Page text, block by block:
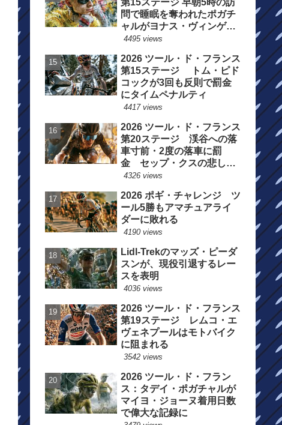
第15ステージ 早朝5時の訪
問で睡眠を奪われたポガチ
ャルがヨナス・ヴィンゲゴ
ーの離脱を惜しむ
4495 views
2026 ツール・ド・フランス
第15ステージ トム・ピド
コックが3回も反則で罰金
にタイムペナルティ
4417 views
2026 ツール・ド・フランス
第20ステージ 渓谷への落
車寸前・2度の落車に罰
金 セップ・クスの悲しい
一日
4326 views
2026 ポギ・チャレンジ ツ
ール5勝もアマチュアライ
ダーに敗れる
4190 views
Lidl-Trekのマッズ・ピーダ
スンが、現役引退するレー
スを表明
4036 views
2026 ツール・ド・フランス
第19ステージ レムコ・エ
ヴェネプールはモトバイク
に阻まれる
3542 views
2026 ツール・ド・フラン
ス：タデイ・ポガチャルが
マイヨ・ジョーヌ着用日数
で偉大な記録に